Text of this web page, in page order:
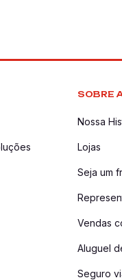
SOBRE
Nossa
Lojas
Seja um
Vendas
Aluguel
Seguro